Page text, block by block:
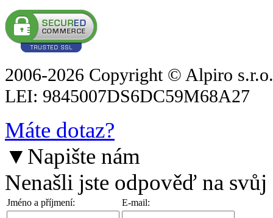
2006-2026 Copyright © Alpiro
LEI: 9845007DS6DC59M68A27
Máte dotaz?
▼ Napište nám
Nenašli jste odpověď na
Jméno a příjmení: E-mail: